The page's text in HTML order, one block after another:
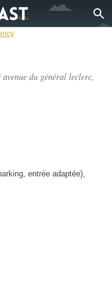
avenue du général leclerc,
entrée adaptée),